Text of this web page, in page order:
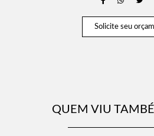
Solicite seu
QUEM VIU